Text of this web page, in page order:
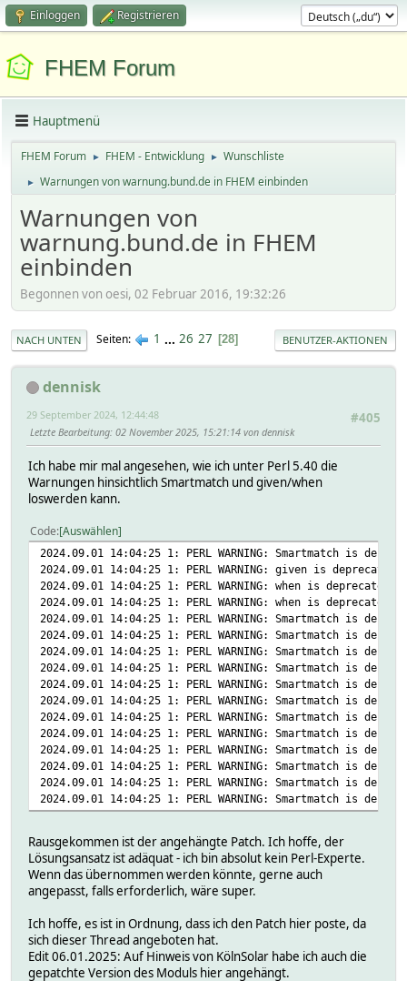
Einloggen Registrieren
FHEM Forum
Hauptmenü
FHEM Forum ► FHEM - Entwicklung ► Wunschliste
► Warnungen von warnung.bund.de in FHEM einbinden
Warnungen von
warnung.bund.de in FHEM
einbinden
Begonnen von oesi, 02 Februar 2016, 19:32:26
NACH UNTEN Seiten 1 ... 26 27 28 BENUTZER-AKTIONEN
dennisk
#405
29 September 2024, 12:44:48
Letzte Bearbeitung: 02 November 2025, 15:21:14 von dennisk
Ich habe mir mal angesehen, wie ich unter Perl 5.40 die
Warnungen hinsichtlich Smartmatch und given/when
loswerden kann.
Code Auswählen
2024.09.01 14:04:25 1: PERL WARNING: Smartmatch is
2024.09.01 14:04:25 1: PERL WARNING: given is
2024.09.01 14:04:25 1: PERL WARNING: when is
2024.09.01 14:04:25 1: PERL WARNING: when is
2024.09.01 14:04:25 1: PERL WARNING: Smartmatch is
2024.09.01 14:04:25 1: PERL WARNING: Smartmatch is
2024.09.01 14:04:25 1: PERL WARNING: Smartmatch is
2024.09.01 14:04:25 1: PERL WARNING: Smartmatch is
2024.09.01 14:04:25 1: PERL WARNING: Smartmatch is
2024.09.01 14:04:25 1: PERL WARNING: Smartmatch is
2024.09.01 14:04:25 1: PERL WARNING: Smartmatch is
2024.09.01 14:04:25 1: PERL WARNING: Smartmatch is
2024.09.01 14:04:25 1: PERL WARNING: Smartmatch is
2024.09.01 14:04:25 1: PERL WARNING: Smartmatch is
2024.09.01 14:04:25 1: PERL WARNING: Smartmatch is
2024.09.01 14:04:25 1: PERL WARNING: Smartmatch is
Rausgekommen ist der angehängte Patch. Ich hoffe, der
Lösungsansatz ist adäquat - ich bin absolut kein Perl-Experte.
Wenn das übernommen werden könnte, gerne auch
angepasst, falls erforderlich, wäre super.
Ich hoffe, es ist in Ordnung, dass ich den Patch hier poste, da
sich dieser Thread angeboten hat.
Edit 06.01.2025: Auf Hinweis von KölnSolar habe ich auch die
gepatchte Version des Moduls hier angehängt.